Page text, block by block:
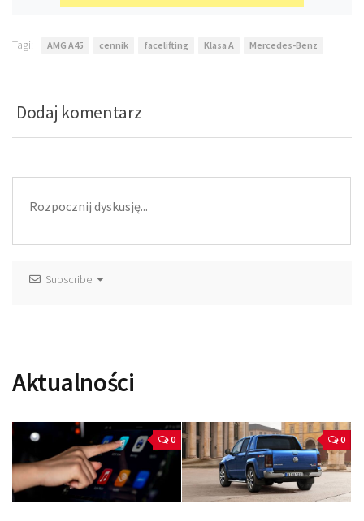
Tagi: AMG A45 cennik facelifting Klasa A Mercedes-Benz
Dodaj komentarz
Subscribe
Aktualności
0 0